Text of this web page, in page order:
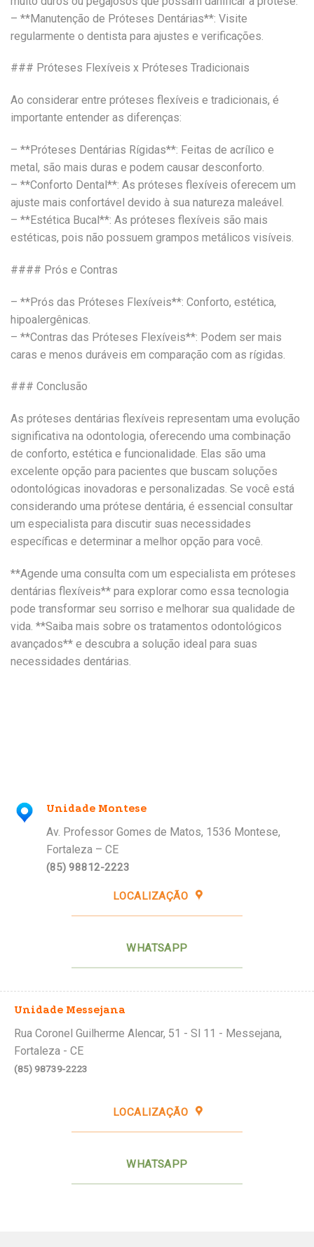
– **Manutenção de Próteses Dentárias**: Visite
regularmente o dentista para ajustes e verificações.
### Próteses Flexíveis x Próteses Tradicionais
Ao considerar entre próteses flexíveis e tradicionais, é
importante entender as diferenças:
– **Próteses Dentárias Rígidas**: Feitas de acrílico e
metal, são mais duras e podem causar desconforto.
– **Conforto Dental**: As próteses flexíveis oferecem um
ajuste mais confortável devido à sua natureza maleável.
– **Estética Bucal**: As próteses flexíveis são mais
estéticas, pois não possuem grampos metálicos visíveis.
#### Prós e Contras
– **Prós das Próteses Flexíveis**: Conforto, estética,
hipoalergênicas.
– **Contras das Próteses Flexíveis**: Podem ser mais
caras e menos duráveis em comparação com as rígidas.
### Conclusão
As próteses dentárias flexíveis representam uma evolução
significativa na odontologia, oferecendo uma combinação
de conforto, estética e funcionalidade. Elas são uma
excelente opção para pacientes que buscam soluções
odontológicas inovadoras e personalizadas. Se você está
considerando uma prótese dentária, é essencial consultar
um especialista para discutir suas necessidades
específicas e determinar a melhor opção para você.
**Agende uma consulta com um especialista em próteses
dentárias flexíveis** para explorar como essa tecnologia
pode transformar seu sorriso e melhorar sua qualidade de
vida. **Saiba mais sobre os tratamentos odontológicos
avançados** e descubra a solução ideal para suas
necessidades dentárias.
Unidade Montese
Av. Professor Gomes de Matos, 1536 Montese,
Fortaleza – CE
(85) 98812-2223
LOCALIZAÇÃO
WHATSAPP
Unidade Messejana
Rua Coronel Guilherme Alencar, 51 - Sl 11 - Messejana,
Fortaleza - CE
(85) 98739-2223
LOCALIZAÇÃO
WHATSAPP